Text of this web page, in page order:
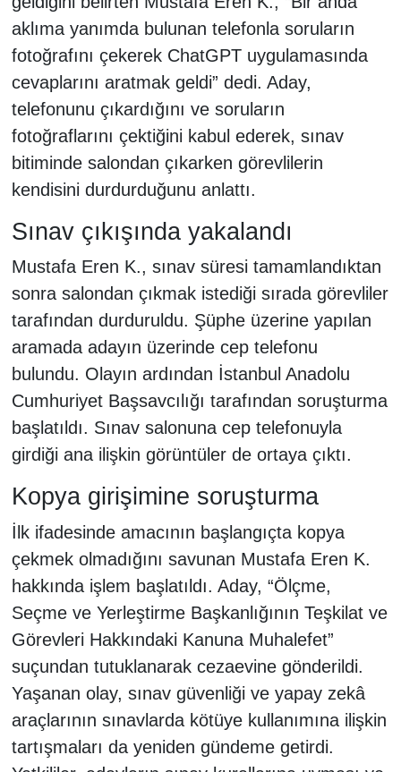
aklıma yanımda bulunan telefonla soruların
fotoğrafını çekerek ChatGPT uygulamasında
cevaplarını aratmak geldi” dedi. Aday,
telefonunu çıkardığını ve soruların
fotoğraflarını çektiğini kabul ederek, sınav
bitiminde salondan çıkarken görevlilerin
kendisini durdurduğunu anlattı.
Sınav çıkışında yakalandı
Mustafa Eren K., sınav süresi tamamlandıktan
sonra salondan çıkmak istediği sırada görevliler
tarafından durduruldu. Şüphe üzerine yapılan
aramada adayın üzerinde cep telefonu
bulundu. Olayın ardından İstanbul Anadolu
Cumhuriyet Başsavcılığı tarafından soruşturma
başlatıldı. Sınav salonuna cep telefonuyla
girdiği ana ilişkin görüntüler de ortaya çıktı.
Kopya girişimine soruşturma
İlk ifadesinde amacının başlangıçta kopya
çekmek olmadığını savunan Mustafa Eren K.
hakkında işlem başlatıldı. Aday, “Ölçme,
Seçme ve Yerleştirme Başkanlığının Teşkilat ve
Görevleri Hakkındaki Kanuna Muhalefet”
suçundan tutuklanarak cezaevine gönderildi.
Yaşanan olay, sınav güvenliği ve yapay zekâ
araçlarının sınavlarda kötüye kullanımına ilişkin
tartışmaları da yeniden gündeme getirdi.